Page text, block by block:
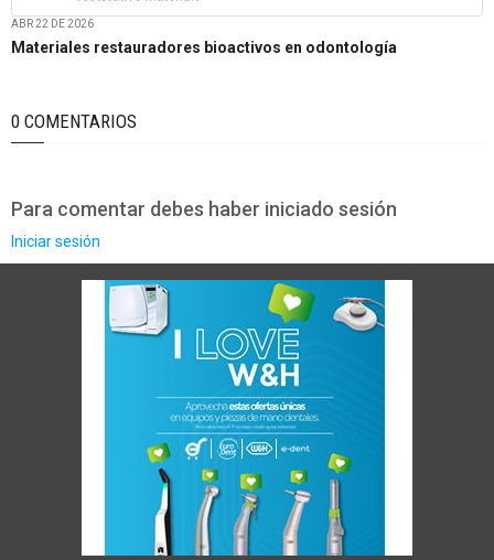
ABR 22 DE 2026
Materiales restauradores bioactivos en odontología
0 COMENTARIOS
Para comentar debes haber iniciado sesión
Iniciar sesión